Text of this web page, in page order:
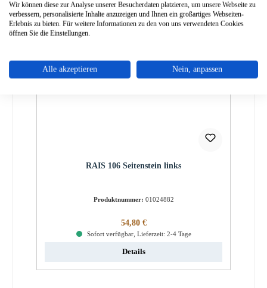
RAIS 106 Seitenstein links
Produktnummer: 01024882
Regulärer Preis:
54,80 €
Sofort verfügbar, Lieferzeit: 2-4 Tage
Details
Wir können diese zur Analyse unserer Besucherdaten platzieren, um unsere Webseite zu
verbessern, personalisierte Inhalte anzuzeigen und Ihnen ein großartiges Webseiten-
Erlebnis zu bieten. Für weitere Informationen zu den von uns verwendeten Cookies
öffnen Sie die Einstellungen.
Alle akzeptieren Nein, anpassen